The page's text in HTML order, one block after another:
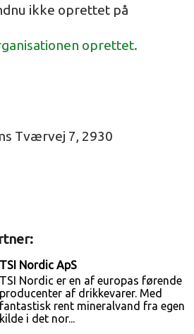
ikke oprettet på
oprettet.
Tværvej 7, 2930
TSI Nordic ApS
TSI Nordic er en af europas førende
producenter af drikkevarer. Med
fantastisk rent mineralvand fra egen
kilde i det nor...